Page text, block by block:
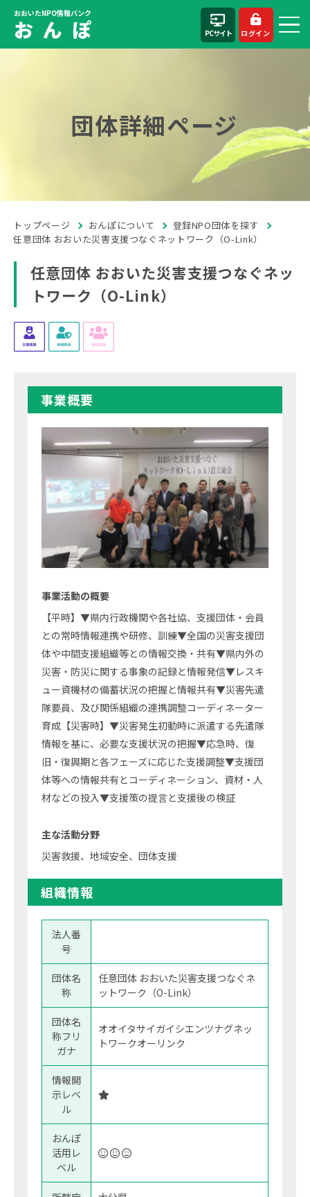
おおいたNPO情報バンク
お ん ぽ PCサイト ログイン
団体詳細ページ
トップページ おんぽについて
登録NPO団体を探す
任意団体 おおいた災害支援つなぐネットワーク（O-Link）
任意団体 おおいた災害支援つなぐネッ
トワーク（O-Link）
事業概要
事業活動の概要
【平時】▼県内行政機関や各社協、支援団体・会員
との常時情報連携や研修、訓練▼全国の災害支援団
体や中間支援組織等との情報交換・共有▼県内外の
災害・防災に関する事象の記録と情報発信▼レスキ
ュー資機材の備蓄状況の把握と情報共有▼災害先遣
隊要員、及び関係組織の連携調整コーディネーター
育成【災害時】▼災害発生初動時に派遣する先遣隊
情報を基に、必要な支援状況の把握▼応急時、復
旧・復興期と各フェーズに応じた支援調整▼支援団
体等への情報共有とコーディネーション、資材・人
材などの投入▼支援策の提言と支援後の検証
主な活動分野
災害救援、地域安全、団体支援
組織情報
法人番
号
団体名
称
任意団体 おおいた災害支援つなぐネ
ットワーク（O-Link）
団体名
称フリ
ガナ
オオイタサイガイシエンツナグネッ
トワークオーリンク
情報開
示レベ
ル
おんぽ
活用レ
ベル